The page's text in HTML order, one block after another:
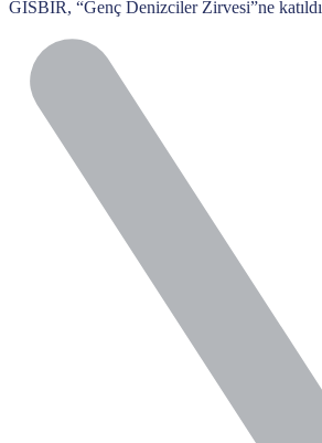
GİSBİR, “Genç Denizciler Zirvesi”ne katıldı